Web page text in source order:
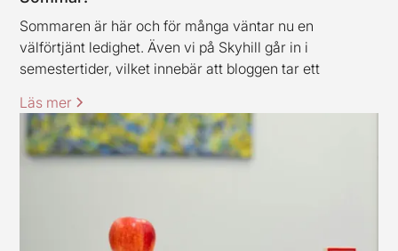
Sommaren är här och för många väntar nu en
välförtjänt ledighet. Även vi på Skyhill går in i
semestertider, vilket innebär att bloggen tar ett
mina kollegor vill rikta ett varmt tack till alla kunder och
samarbetspartners för den här våren, stort tack för ert
förtroende.
Läs mer